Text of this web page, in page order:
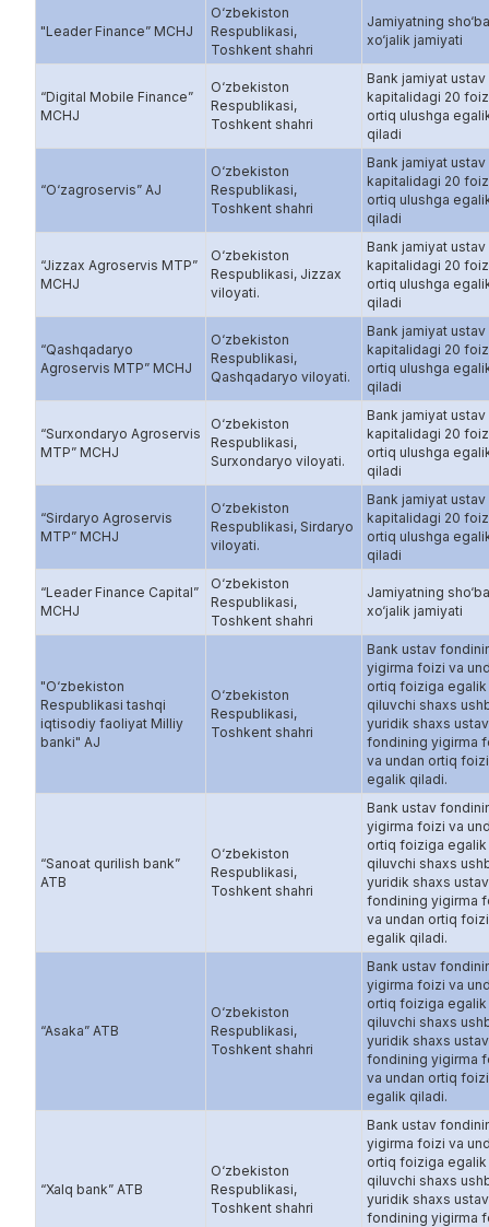
"Leader Finance” MCHJ
O‘zbekiston
Respublikasi,
Toshkent shahri
Jamiyatning sho‘ba
xo‘jalik jamiyati
“Digital Mobile Finance”
MCHJ
O‘zbekiston
Respublikasi,
Toshkent shahri
Bank jamiyat ustav
kapitalidagi 20
ortiq ulushga
qiladi
“O‘zagroservis” AJ
O‘zbekiston
Respublikasi,
Toshkent shahri
Bank jamiyat ustav
kapitalidagi 20
ortiq ulushga
qiladi
“Jizzax Agroservis MTP”
MCHJ
O‘zbekiston
Respublikasi, Jizzax
viloyati.
Bank jamiyat ustav
kapitalidagi 20
ortiq ulushga
qiladi
“Qashqadaryo
Agroservis MTP” MCHJ
O‘zbekiston
Respublikasi,
Qashqadaryo viloyati.
Bank jamiyat ustav
kapitalidagi 20
ortiq ulushga
qiladi
“Surxondaryo Agroservis
MTP” MCHJ
O‘zbekiston
Respublikasi,
Surxondaryo viloyati.
Bank jamiyat ustav
kapitalidagi 20
ortiq ulushga
qiladi
“Sirdaryo Agroservis
MTP” MCHJ
O‘zbekiston
Respublikasi, Sirdaryo
viloyati.
Bank jamiyat ustav
kapitalidagi 20
ortiq ulushga
qiladi
“Leader Finance Capital”
MCHJ
O‘zbekiston
Respublikasi,
Toshkent shahri
Jamiyatning sho‘ba
xo‘jalik jamiyati
"O‘zbekiston
Respublikasi tashqi
iqtisodiy faoliyat Milliy
banki" AJ
O‘zbekiston
Respublikasi,
Toshkent shahri
Bank ustav
yigirma foizi va
ortiq foiziga egalik
qiluvchi shaxs
yuridik shaxs ustav
fondining yigirma
va undan ortiq
egalik qiladi.
“Sanoat qurilish bank”
ATB
O‘zbekiston
Respublikasi,
Toshkent shahri
Bank ustav
yigirma foizi va
ortiq foiziga egalik
qiluvchi shaxs
yuridik shaxs ustav
fondining yigirma
va undan ortiq
egalik qiladi.
“Asaka” ATB
O‘zbekiston
Respublikasi,
Toshkent shahri
Bank ustav
yigirma foizi va
ortiq foiziga egalik
qiluvchi shaxs
yuridik shaxs ustav
fondining yigirma
va undan ortiq
egalik qiladi.
“Xalq bank” ATB
O‘zbekiston
Respublikasi,
Toshkent shahri
Bank ustav
yigirma foizi va
ortiq foiziga egalik
qiluvchi shaxs
yuridik shaxs ustav
fondining yigirma